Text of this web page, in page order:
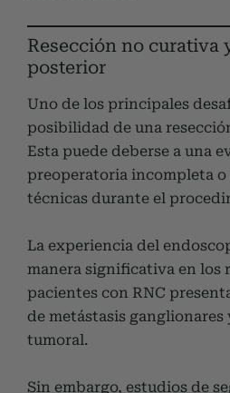
Resección no curativa
posterior
Uno de los principales
posibilidad de una
Esta puede deberse a una
preoperatoria incompleta
técnicas durante el
La experiencia del
manera significativa en los
pacientes con RNC
de metástasis
tumoral.
Sin embargo, estudios de